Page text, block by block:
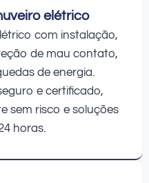
elétrico
com instalação,
de mau contato,
de energia.
e certificado,
sem risco e soluções
horas.